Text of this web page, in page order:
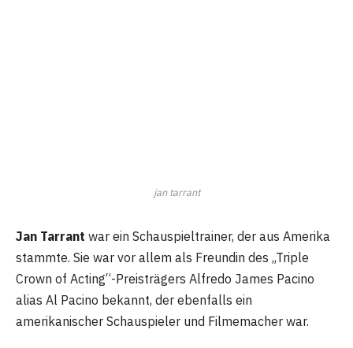
jan tarrant
Jan Tarrant war ein Schauspieltrainer, der aus Amerika
stammte. Sie war vor allem als Freundin des „Triple
Crown of Acting“-Preisträgers Alfredo James Pacino
alias Al Pacino bekannt, der ebenfalls ein
amerikanischer Schauspieler und Filmemacher war.